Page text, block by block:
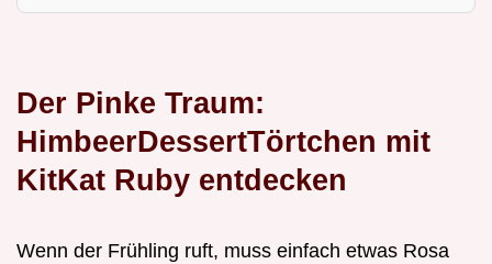
Der Pinke Traum:
HimbeerDessertTörtchen mit
KitKat Ruby entdecken
Wenn der Frühling ruft, muss einfach etwas Rosa